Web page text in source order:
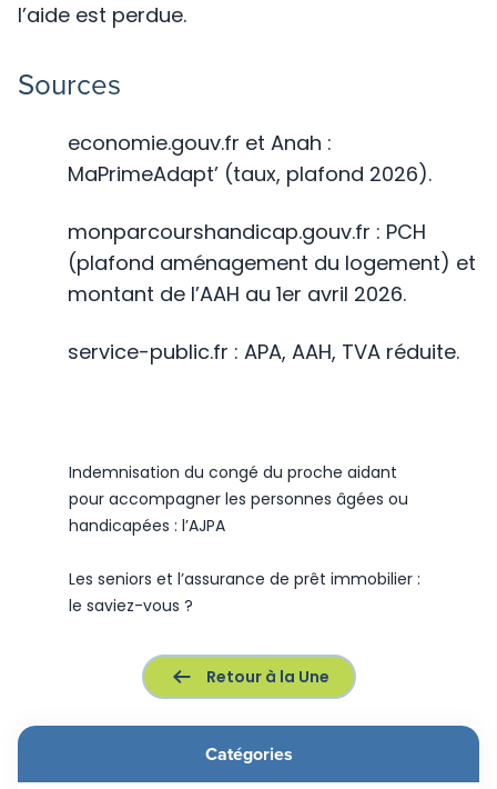
l’aide est perdue.
Sources
economie.gouv.fr et Anah :
MaPrimeAdapt’ (taux, plafond 2026).
monparcourshandicap.gouv.fr : PCH
(plafond aménagement du logement) et
montant de l’AAH au 1er avril 2026.
service-public.fr : APA, AAH, TVA réduite.
Indemnisation du congé du proche aidant
pour accompagner les personnes âgées ou
handicapées : l’AJPA
Les seniors et l’assurance de prêt immobilier :
le saviez-vous ?
Retour à la Une
Catégories